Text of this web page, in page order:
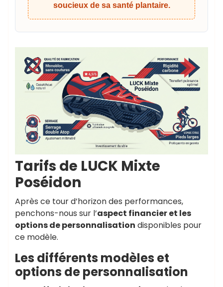
soucieux de sa santé plantaire.
Tarifs de LUCK Mixte
Poséidon
Après ce tour d’horizon des performances,
penchons-nous sur l’aspect financier et les
options de personnalisation disponibles pour
ce modèle.
Les différents modèles et
options de personnalisation